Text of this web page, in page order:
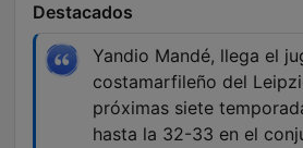
Destacados
Yandio Mandé, llega el
costamarfileño del
próximas siete
hasta la 32-33 en el